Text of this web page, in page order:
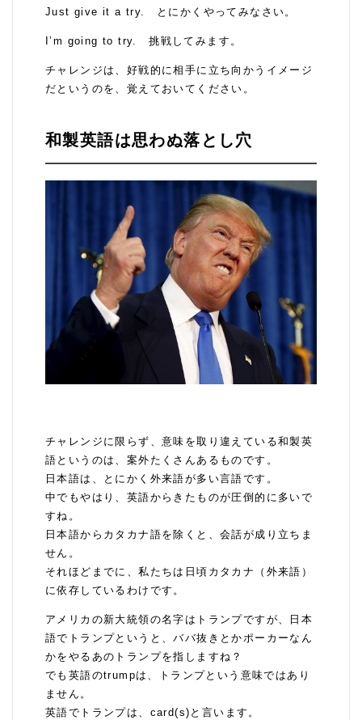
Just give it a try. とにかくやってみなさい。
I’m going to try. 挑戦してみます。
チャレンジは、好戦的に相手に立ち向かうイメージ
だというのを、覚えておいてください。
和製英語は思わぬ落とし穴
チャレンジに限らず、意味を取り違えている和製英
語というのは、案外たくさんあるものです。
日本語は、とにかく外来語が多い言語です。
中でもやはり、英語からきたものが圧倒的に多いで
すね。
日本語からカタカナ語を除くと、会話が成り立ちま
せん。
それほどまでに、私たちは日頃カタカナ（外来語）
に依存しているわけです。
アメリカの新大統領の名字はトランプですが、日本
語でトランプというと、ババ抜きとかポーカーなん
かをやるあのトランプを指しますね？
でも英語のtrumpは、トランプという意味ではあり
ません。
英語でトランプは、card(s)と言います。